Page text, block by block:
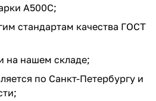
А500С;
стандартам качества ГОСТ
на нашем складе;
по Санкт-Петербургу и